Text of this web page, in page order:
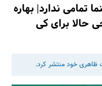
تمامی ندارد| بهاره
حالا برای کی
ظاهری خود منتشر کرد.